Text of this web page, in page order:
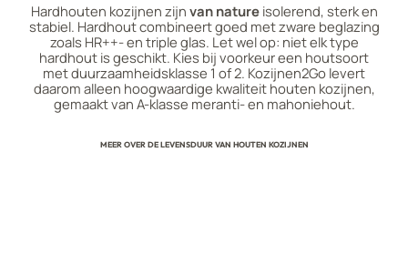
Hardhouten kozijnen zijn van natureisolerend, sterk en
stabiel. Hardhout combineert goed met zware beglazing
zoals HR++- en triple glas. Let wel op: niet elk type
hardhout is geschikt. Kies bij voorkeur een houtsoort
met duurzaamheidsklasse 1 of 2. Kozijnen2Go levert
daarom alleen hoogwaardige kwaliteit houten kozijnen,
gemaakt van A-klasse meranti- en mahoniehout.
MEER OVER DE LEVENSDUUR VAN HOUTEN KOZIJNEN